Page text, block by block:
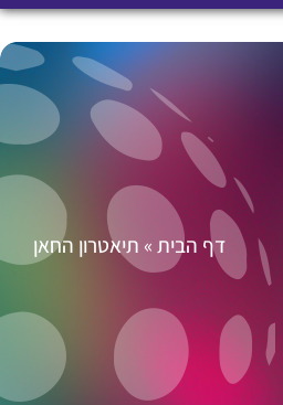
דף הבית» תיאטרון החאן